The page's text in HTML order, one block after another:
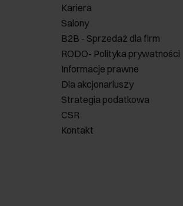
Kariera
Salony
B2B - Sprzedaż dla firm
RODO- Polityka prywatności
Informacje prawne
Dla akcjonariuszy
Strategia podatkowa
CSR
Kontakt